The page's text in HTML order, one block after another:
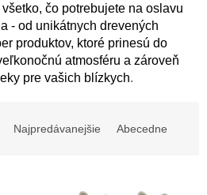
čo potrebujete na oslavu
- od unikátnych drevených
produktov, ktoré prinesú do
atmosféru a zároveň
pre vašich blízkych.
Najpredávanejšie Abecedne